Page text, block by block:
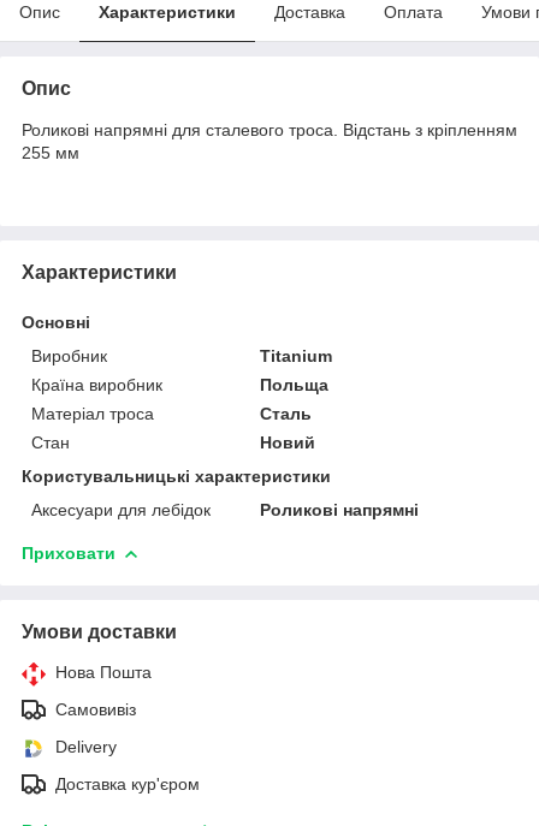
Опис Характеристики Доставка Оплата Умови
Опис
Роликові напрямні для сталевого троса. Відстань з кріпленням
255 мм
Характеристики
Основні
Виробник
Titanium
Країна виробник
Польща
Матеріал троса
Сталь
Стан
Новий
Користувальницькі характеристики
Аксесуари для лебідок
Роликові напрямні
Приховати
Умови доставки
Нова Пошта
Самовивіз
Delivery
Доставка кур'єром